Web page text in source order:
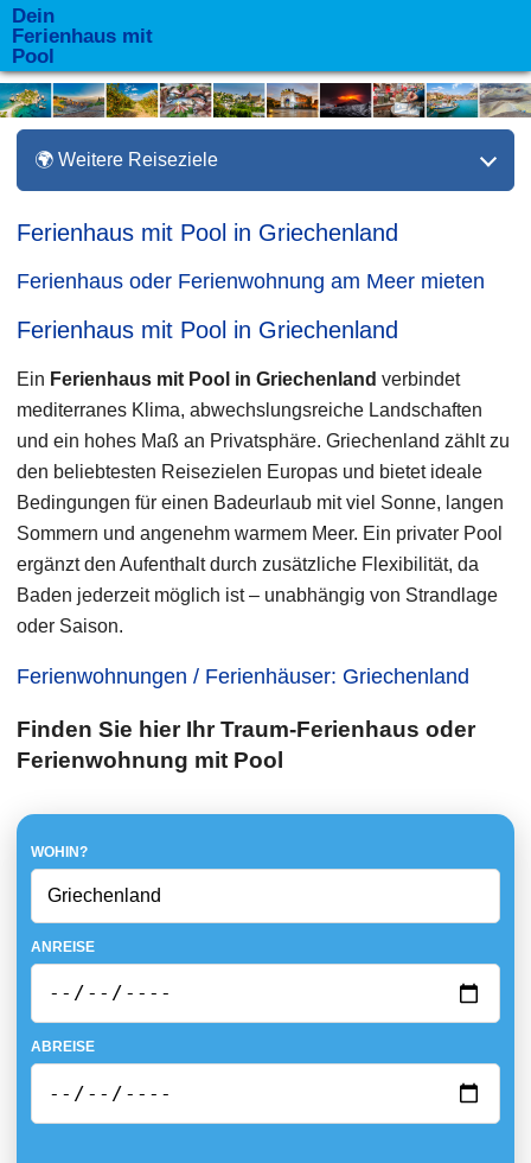
Dein
Ferienhaus mit
Pool
🌍 Weitere Reiseziele
Ferienhaus mit Pool in Griechenland
Ferienhaus oder Ferienwohnung am Meer mieten
Ferienhaus mit Pool in Griechenland
Ein Ferienhaus mit Pool in Griechenland verbindet
mediterranes Klima, abwechslungsreiche Landschaften
und ein hohes Maß an Privatsphäre. Griechenland zählt zu
den beliebtesten Reisezielen Europas und bietet ideale
Bedingungen für einen Badeurlaub mit viel Sonne, langen
Sommern und angenehm warmem Meer. Ein privater Pool
ergänzt den Aufenthalt durch zusätzliche Flexibilität, da
Baden jederzeit möglich ist – unabhängig von Strandlage
oder Saison.
Ferienwohnungen / Ferienhäuser: Griechenland
Finden Sie hier Ihr Traum-Ferienhaus oder
Ferienwohnung mit Pool
WOHIN?
ANREISE
ABREISE